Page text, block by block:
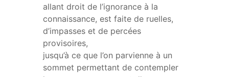
allant droit de l’ignorance à la
connaissance, est faite de ruelles,
d’impasses et de percées
provisoires,
jusqu’à ce que l’on parvienne à un
sommet permettant de contempler